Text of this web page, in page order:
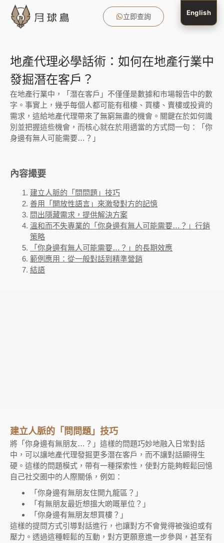
立即查詢
地產代理必學話術：如何在地產行業中
發掘潛在客戶？
在地產行業中，「潛在客戶」不僅僅是數據和市場報告中的數
字。事實上，幾乎每個人都可能有租樓、買樓、賣樓或投資的
需求，這給地產代理帶來了無窮無盡的機會。關鍵在於如何識
別並把握這些機會，而核心就在於用適當的方式問一句：「你
身邊有無人可能需要…？」
內容撮要
建立人脈的「問問題」技巧
善用「開放性語言」來激發對方的記憶
問出隱藏需求，提供解決方案
溫和而不失專業的「你身邊有無人可能需要…？」行銷
策略
「你身邊有無人可能需要…？」的長期效應
範例應用：從一般對話到精準營銷
結語
建立人脈的「問問題」技巧
將「你身邊有無朋友…？」這樣的問題巧妙地融入日常對話
中，可以讓地產代理發掘更多潛在客戶，而不讓對話顯得生
硬。這樣的問題模式，帶有一種探索性，使對方能夠輕鬆回憶
自己社交圈中的人際關係，例如：
「你身邊有無朋友住開九龍區？」
「有無朋友最近想搵大啲嘅單位？」
「你身邊有無朋友想買樓？」
這樣的提問方式引導對話進行，也讓對方不會覺得被強迫或有
壓力。透過這種輕鬆的互動，對方更願意進一步參與，甚至有
English